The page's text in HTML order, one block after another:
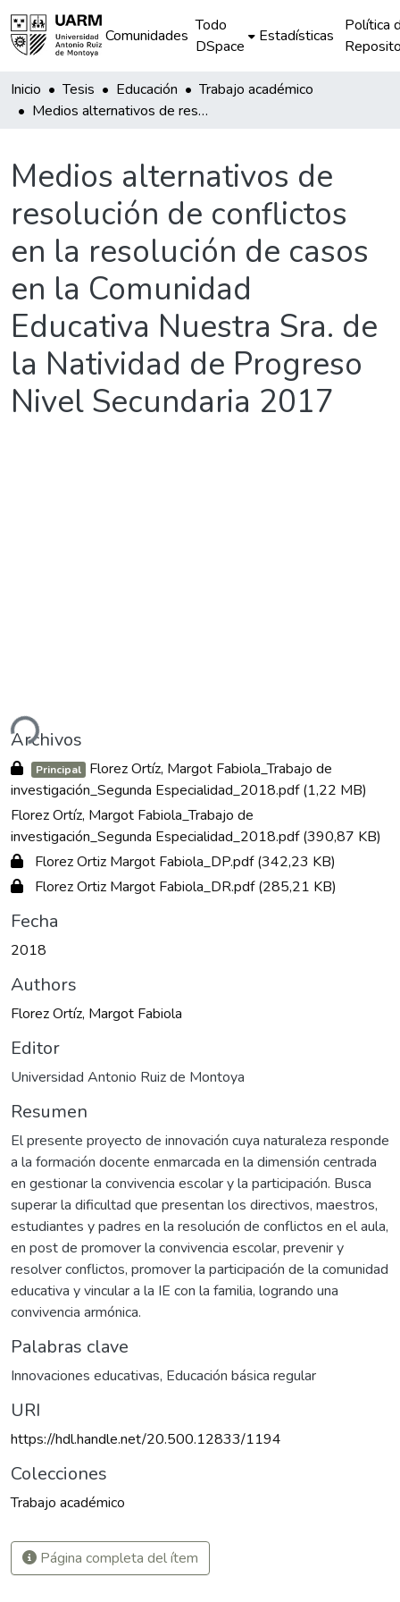
Comunidades
Todo
DSpace
Estadísticas
Política
Inicio Tesis Educación
Trabajo académico
Medios alternativos de resolución de conflictos en la resolución de casos en la Comunidad Educativa Nuestra Sra. de la Natividad de Progreso Nivel Secundaria 2017
Medios alternativos de
resolución de conflictos
en la resolución de casos
en la Comunidad
Educativa Nuestra Sra. de
la Natividad de Progreso
Nivel Secundaria 2017
Archivos
Principal Florez Ortíz, Margot Fabiola_Trabajo de
investigación_Segunda Especialidad_2018.pdf(1,22 MB)
Florez Ortíz, Margot Fabiola_Trabajo de
investigación_Segunda Especialidad_2018.pdf(390,87 KB)
Florez Ortiz Margot Fabiola_DP.pdf(342,23 KB)
Florez Ortiz Margot Fabiola_DR.pdf(285,21 KB)
Fecha
2018
Authors
Florez Ortíz, Margot Fabiola
Editor
Universidad Antonio Ruiz de Montoya
Resumen
El presente proyecto de innovación cuya naturaleza responde
a la formación docente enmarcada en la dimensión centrada
en gestionar la convivencia escolar y la participación. Busca
superar la dificultad que presentan los directivos, maestros,
estudiantes y padres en la resolución de conflictos en el aula,
en post de promover la convivencia escolar, prevenir y
resolver conflictos, promover la participación de la comunidad
educativa y vincular a la IE con la familia, logrando una
convivencia armónica.
Palabras clave
Innovaciones educativas, Educación básica regular
URI
https://hdl.handle.net/20.500.12833/1194
Colecciones
Trabajo académico
Página completa del ítem